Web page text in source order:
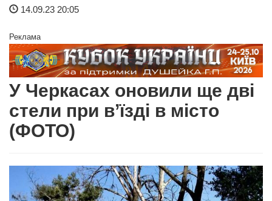
14.09.23 20:05
Реклама
У Черкасах оновили ще дві
стели при в’їзді в місто
(ФОТО)